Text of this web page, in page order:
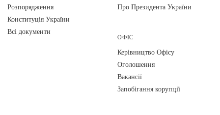
Розпорядження
Конституція України
Всі документи
Про Президента України
ОФІС
Керівництво Офісу
Оголошення
Вакансії
Запобігання корупції